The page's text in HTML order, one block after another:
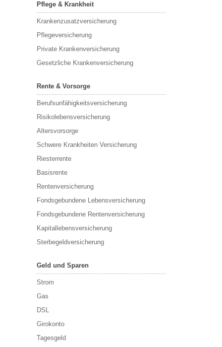
Pflege & Krankheit
Krankenzusatzversicherung
Pflegeversicherung
Private Krankenversicherung
Gesetzliche Krankenversicherung
Rente & Vorsorge
Berufs­unfähigkeitsversicherung
Risikolebensversicherung
Altersvorsorge
Schwere Krankheiten Versicherung
Riesterrente
Basisrente
Rentenversicherung
Fondsgebundene Lebensversicherung
Fondsgebundene Rentenversicherung
Kapitallebensversicherung
Sterbegeldversicherung
Geld und Sparen
Strom
Gas
DSL
Girokonto
Tagesgeld